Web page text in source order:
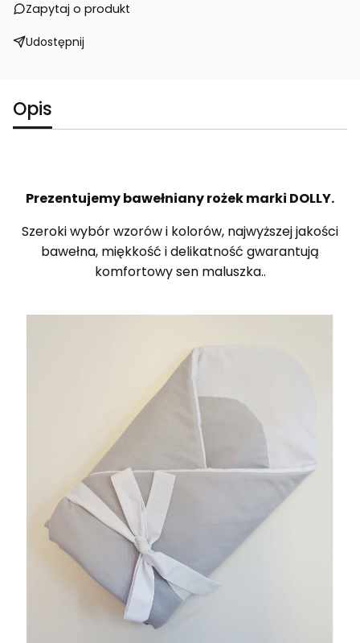
Zapytaj o produkt
Udostępnij
Opis
Prezentujemy bawełniany rożek marki DOLLY.
Szeroki wybór wzorów i kolorów, najwyższej jakości
bawełna, miękkość i delikatność gwarantują
komfortowy sen maluszka..